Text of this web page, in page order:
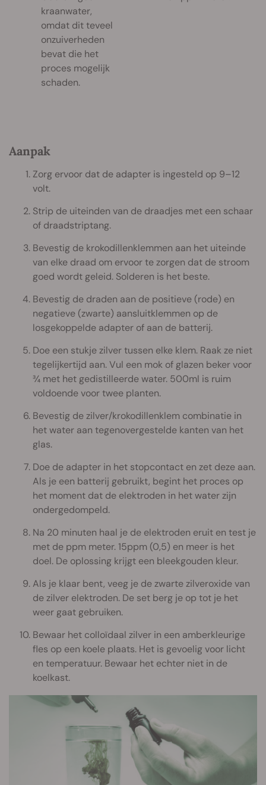
kraanwater,
omdat dit teveel
onzuiverheden
bevat die het
proces mogelijk
schaden.
Aanpak
Zorg ervoor dat de adapter is ingesteld op 9–12
volt.
Strip de uiteinden van de draadjes met een schaar
of draadstriptang.
Bevestig de krokodillenklemmen aan het uiteinde
van elke draad om ervoor te zorgen dat de stroom
goed wordt geleid. Solderen is het beste.
Bevestig de draden aan de positieve (rode) en
negatieve (zwarte) aansluitklemmen op de
losgekoppelde adapter of aan de batterij.
Doe een stukje zilver tussen elke klem. Raak ze niet
tegelijkertijd aan. Vul een mok of glazen beker voor
¾ met het gedistilleerde water. 500ml is ruim
voldoende voor twee planten.
Bevestig de zilver/krokodillenklem combinatie in
het water aan tegenovergestelde kanten van het
glas.
Doe de adapter in het stopcontact en zet deze aan.
Als je een batterij gebruikt, begint het proces op
het moment dat de elektroden in het water zijn
ondergedompeld.
Na 20 minuten haal je de elektroden eruit en test je
met de ppm meter. 15ppm (0,5) en meer is het
doel. De oplossing krijgt een bleekgouden kleur.
Als je klaar bent, veeg je de zwarte zilveroxide van
de zilver elektroden. De set berg je op tot je het
weer gaat gebruiken.
Bewaar het colloïdaal zilver in een amberkleurige
fles op een koele plaats. Het is gevoelig voor licht
en temperatuur. Bewaar het echter niet in de
koelkast.